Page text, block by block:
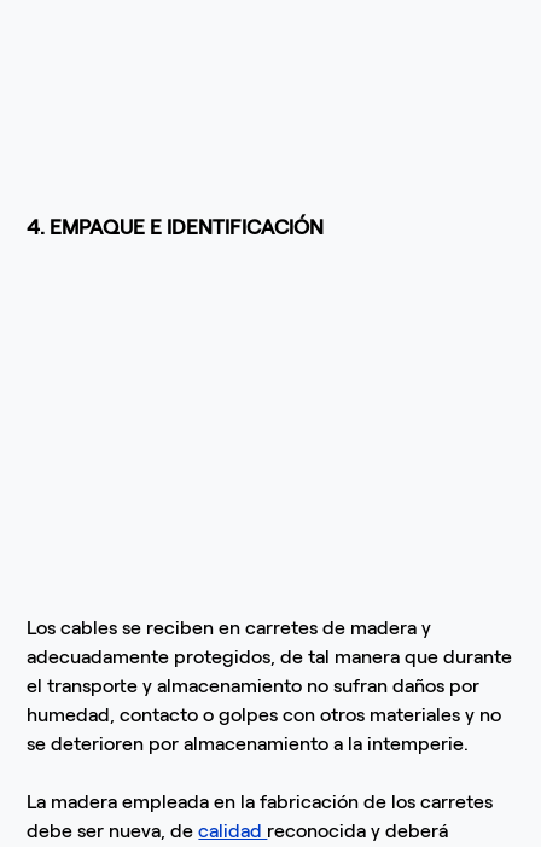
4. EMPAQUE E IDENTIFICACIÓN
Los cables se reciben en carretes de madera y
adecuadamente protegidos, de tal manera que durante
el transporte y almacenamiento no sufran daños por
humedad, contacto o golpes con otros materiales y no
se deterioren por almacenamiento a la intemperie.
La madera empleada en la fabricación de los carretes
debe ser nueva, decalidad reconocida y deberá